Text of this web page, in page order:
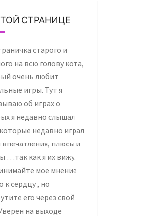
СТРАНИЦЕ
старого и
на всю голову кота,
очень любит
игры. Тут я
об играх о
я недавно слышал
недавно играл
плюсы и
…так как я их вижу.
мое мнение
к сердцу , но
его через свой
на выходе